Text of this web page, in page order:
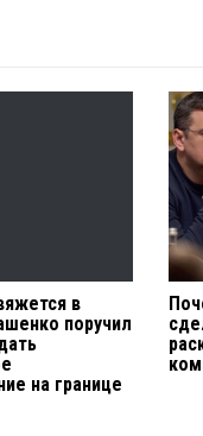
в
поручил
на границе